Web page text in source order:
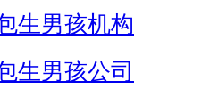
生男孩机构
生男孩公司